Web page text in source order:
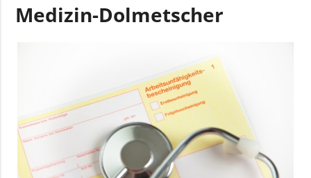
Medizin-Dolmetscher